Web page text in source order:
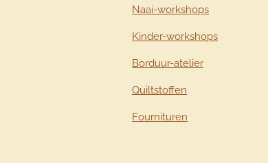
Naai-workshops
Kinder-workshops
Borduur-atelier
Quiltstoffen
Fournituren